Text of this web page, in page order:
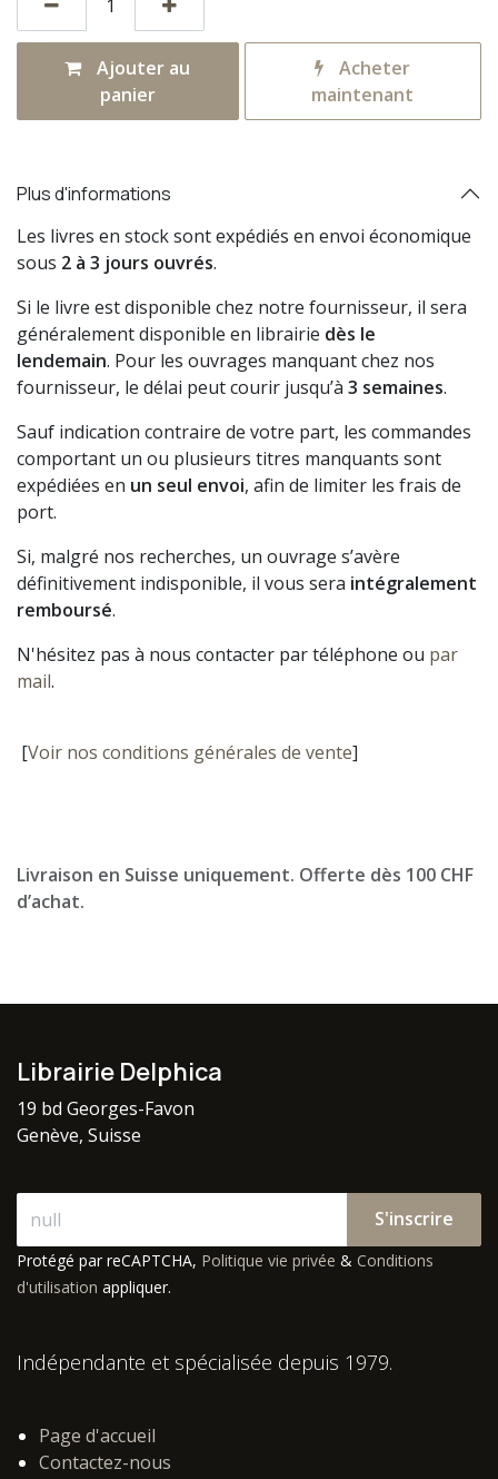
Ajouter au
panier
Acheter
maintenant
Plus d'informations
Les livres en stock sont expédiés en envoi économique
sous 2 à 3 jours ouvrés.
Si le livre est disponible chez notre fournisseur, il sera
généralement disponible en librairie dès le
lendemain. Pour les ouvrages manquant chez nos
fournisseur, le délai peut courir jusqu’à 3 semaines.
Sauf indication contraire de votre part, les commandes
comportant un ou plusieurs titres manquants sont
expédiées en un seul envoi, afin de limiter les frais de
port.
Si, malgré nos recherches, un ouvrage s’avère
définitivement indisponible, il vous sera intégralement
remboursé.
N'hésitez pas à nous contacter par téléphone ou par
mail.
[Voir nos conditions générales de vente]
Livraison en Suisse uniquement. Offerte dès 100 CHF
d’achat.
Librairie Delphica
19 bd Georges-Favon
Genève, Suisse
S'inscrire
Protégé par reCAPTCHA, Politique vie privée & Conditions
d'utilisation appliquer.
Indépendante et spécialisée depuis 1979.
Page d'accueil
Contactez-nous